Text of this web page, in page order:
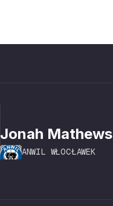
Jonah Mathews
ANWIL WŁOCŁAWEK